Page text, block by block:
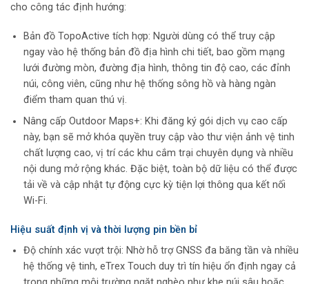
cho công tác định hướng:
Bản đồ TopoActive tích hợp: Người dùng có thể truy cập
ngay vào hệ thống bản đồ địa hình chi tiết, bao gồm mạng
lưới đường mòn, đường địa hình, thông tin độ cao, các đỉnh
núi, công viên, cũng như hệ thống sông hồ và hàng ngàn
điểm tham quan thú vị.
Nâng cấp Outdoor Maps+: Khi đăng ký gói dịch vụ cao cấp
này, bạn sẽ mở khóa quyền truy cập vào thư viện ảnh vệ tinh
chất lượng cao, vị trí các khu cắm trại chuyên dụng và nhiều
nội dung mở rộng khác. Đặc biệt, toàn bộ dữ liệu có thể được
tải về và cập nhật tự động cực kỳ tiện lợi thông qua kết nối
Wi-Fi.
Hiệu suất định vị và thời lượng pin bền bỉ
Độ chính xác vượt trội: Nhờ hỗ trợ GNSS đa băng tần và nhiều
hệ thống vệ tinh, eTrex Touch duy trì tín hiệu ổn định ngay cả